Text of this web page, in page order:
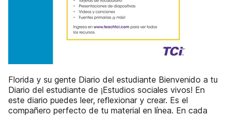
Florida y su gente Diario del estudiante Bienvenido a tu
Diario del estudiante de ¡Estudios sociales vivos! En
este diario puedes leer, reflexionar y crear. Es el
compañero perfecto de tu material en línea. En cada